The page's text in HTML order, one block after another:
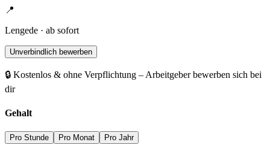
📍
Lengede · ab sofort
Unverbindlich bewerben
🔒 Kostenlos & ohne Verpflichtung – Arbeitgeber bewerben sich bei
dir
Gehalt
Pro Stunde Pro Monat Pro Jahr